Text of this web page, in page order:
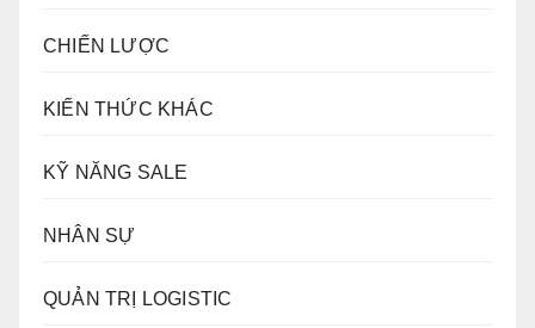
CHIẾN LƯỢC
KIẾN THỨC KHÁC
KỸ NĂNG SALE
NHÂN SỰ
QUẢN TRỊ LOGISTIC